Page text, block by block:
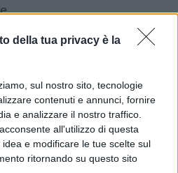
della tua privacy è la
sul nostro sito, tecnologie
contenuti e annunci, fornire
e analizzare il nostro traffico.
all'utilizzo di questa
e modificare le tue scelte sul
ritornando su questo sito
di Ethereum in
ai suoi meccanismi
sempre più scarso.
di transazione di Ether,